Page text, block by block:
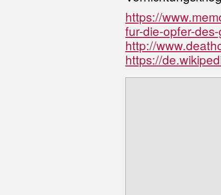
https://
fur-die-opfer-
http://
https://